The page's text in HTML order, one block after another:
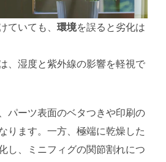
ていても、 環境を誤ると劣化は
、湿度と紫外線の影響を軽視で
パーツ表面のベタつきや印刷の
ります。一方、極端に乾燥した
し、ミニフィグの関節割れにつ